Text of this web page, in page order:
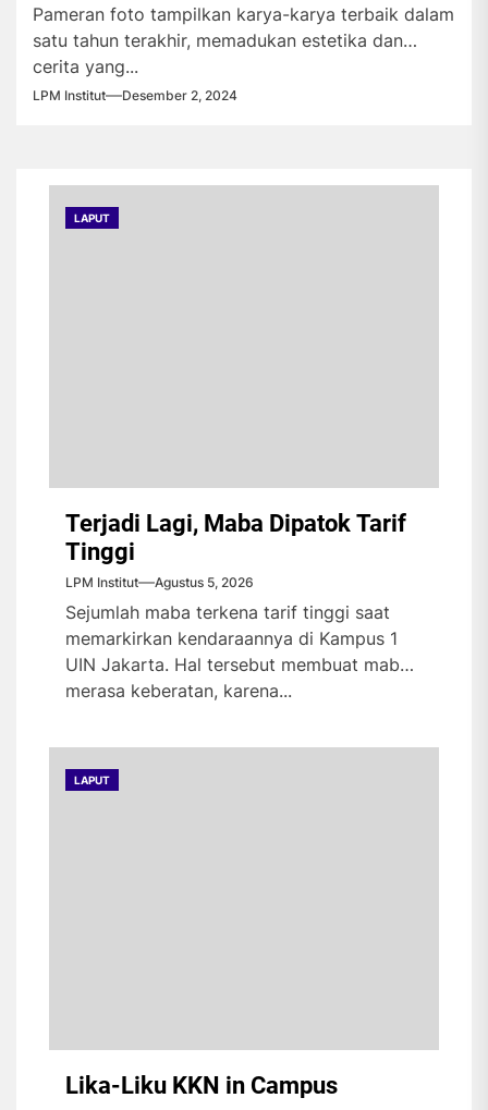
Pameran foto tampilkan karya-karya terbaik dalam
satu tahun terakhir, memadukan estetika dan
cerita yang...
LPM Institut Desember 2, 2024
LAPUT
Terjadi Lagi, Maba Dipatok Tarif
Tinggi
LPM Institut Agustus 5, 2026
Sejumlah maba terkena tarif tinggi saat
memarkirkan kendaraannya di Kampus 1
UIN Jakarta. Hal tersebut membuat maba
merasa keberatan, karena...
LAPUT
Lika-Liku KKN in Campus